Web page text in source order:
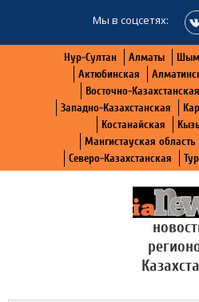
Мы в соцсетях:
Нур-Султан Алматы
Актюбинская
Восточно-Казахстанская
Западно-Казахстанская
Костанайская
Мангистауская область
Северо-Казахстанская